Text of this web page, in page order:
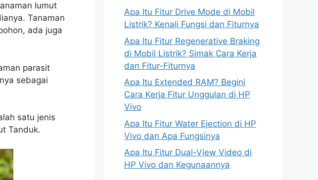
lumut
Tanaman
ada juga
parasit
sebagai
satu jenis
Tanduk.
Apa Itu Fitur Drive Mode di Mobil
Listrik? Kenali Fungsi dan Fiturnya
Apa Itu Fitur Regenerative Braking
di Mobil Listrik? Simak Cara Kerja
dan Fitur-Fiturnya
Apa Itu Extended RAM? Begini
Cara Kerja Fitur Unggulan di HP
Vivo
Apa Itu Fitur Water Ejection di HP
Vivo dan Apa Fungsinya
Apa Itu Fitur Dual-View Video di
HP Vivo dan Kegunaannya